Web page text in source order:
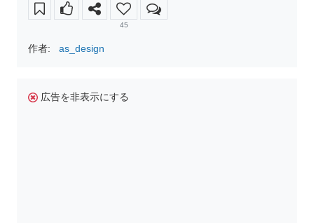
45
作者: as_design
広告を非表示にする